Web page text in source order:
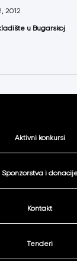
2012
u Bugarskoj
Aktivni konkursi
Sponzorstva i
Kontakt
Tenderi